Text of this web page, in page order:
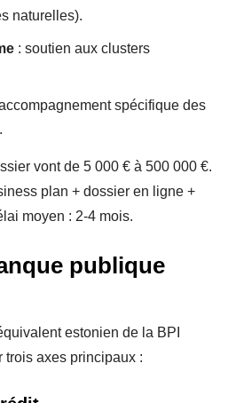
naturelles).
: soutien aux clusters
spécifique des
vont de 5 000 € à 500 000 €.
plan + dossier en ligne +
moyen : 2-4 mois.
publique
estonien de la BPI
trois axes principaux :